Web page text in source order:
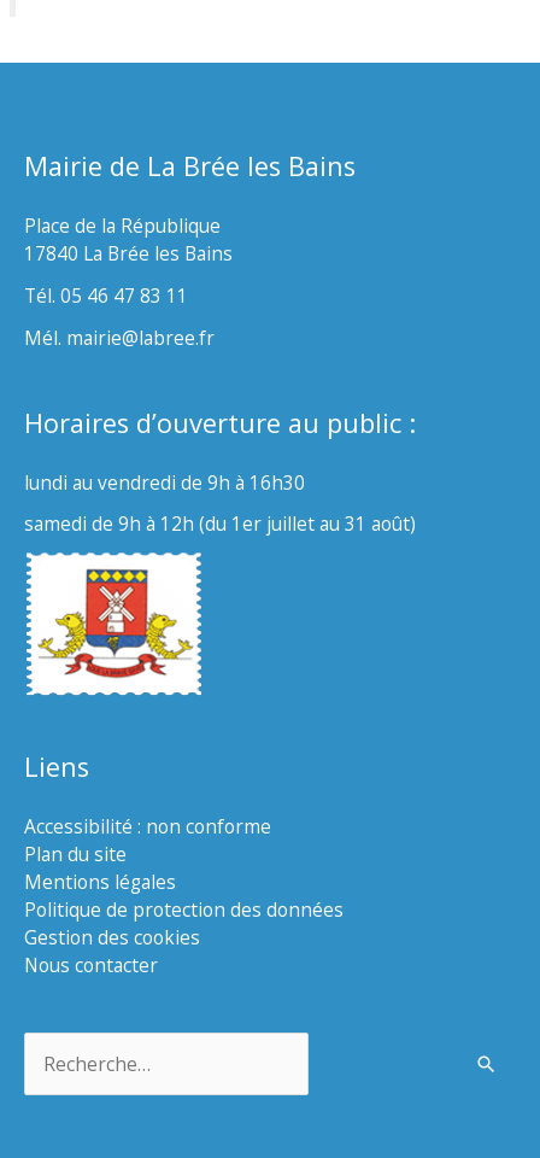
Mairie de La Brée les Bains
Place de la République
17840 La Brée les Bains
Tél. 05 46 47 83 11
Mél. mairie@labree.fr
Horaires d’ouverture au public :
lundi au vendredi de 9h à 16h30
samedi de 9h à 12h (du 1er juillet au 31 août)
Liens
Accessibilité : non conforme
Plan du site
Mentions légales
Politique de protection des données
Gestion des cookies
Nous contacter